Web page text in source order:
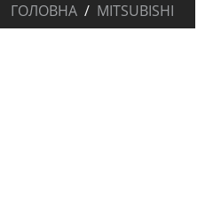
ГОЛОВНА MITSUBISHI